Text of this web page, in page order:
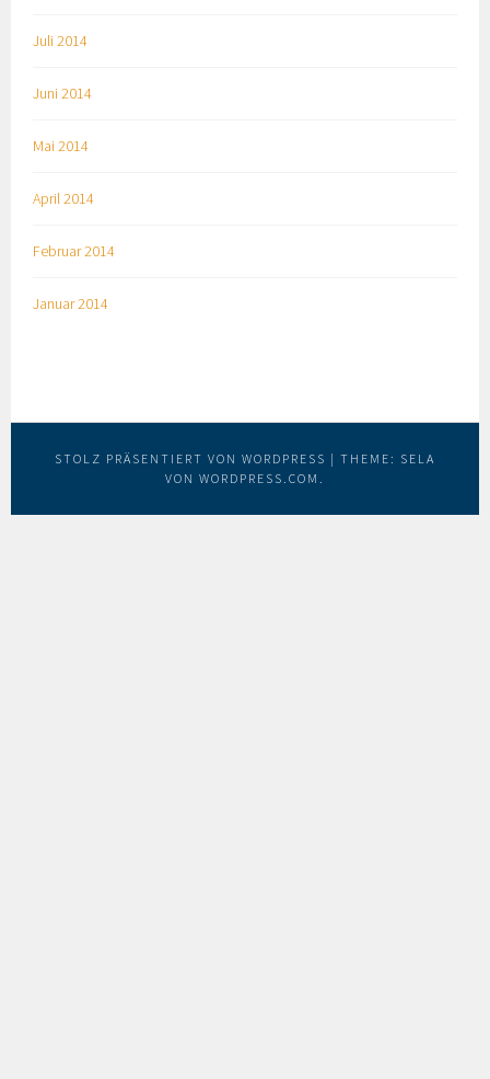
Juli 2014
Juni 2014
Mai 2014
April 2014
Februar 2014
Januar 2014
STOLZ PRÄSENTIERT VON WORDPRESS | THEME: SELA
VON WORDPRESS.COM .